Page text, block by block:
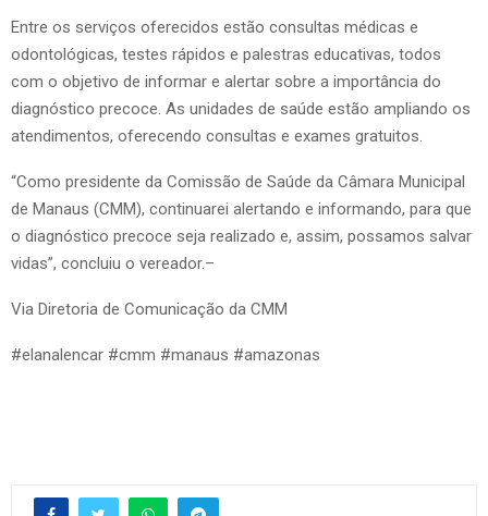
Entre os serviços oferecidos estão consultas médicas e
odontológicas, testes rápidos e palestras educativas, todos
com o objetivo de informar e alertar sobre a importância do
diagnóstico precoce. As unidades de saúde estão ampliando os
atendimentos, oferecendo consultas e exames gratuitos.
“Como presidente da Comissão de Saúde da Câmara Municipal
de Manaus (CMM), continuarei alertando e informando, para que
o diagnóstico precoce seja realizado e, assim, possamos salvar
vidas”, concluiu o vereador.–
Via Diretoria de Comunicação da CMM
#elanalencar #cmm #manaus #amazonas